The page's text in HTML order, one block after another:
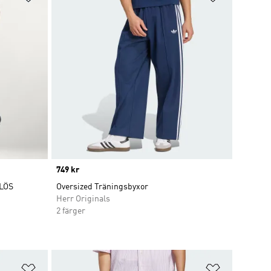
Price
749 kr
Oversized Träningsbyxor
Herr Originals
2 färger
Lägg till på önskelistan